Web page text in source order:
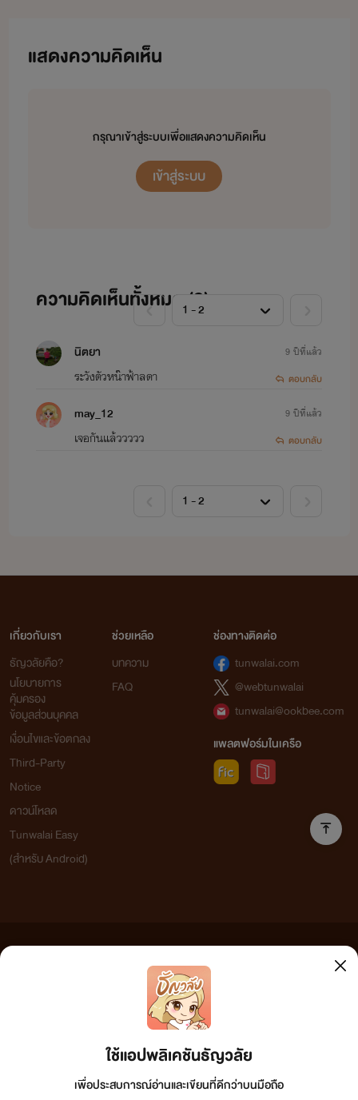
แรงสนับสนุนด้วยนะคะ
ถ้านิยายของไรท์ มีสิ่งผิดพลาด เขียน
ผิด
ผิดจรรยาบรรณ หรือว่าอะไรก็แล้วแต่
ไรท์ต้องขอโทษจริงๆนะคะ ที่อาจจะรู้
สนุกสนาน
ตนเองออกมาให้ดีที่สุด
ถ้ายังไงก็ฝากติดตามผลงานกันด้วย
และตอนนี้ไรท์มีอีบุ๊คแล้ว ถ้าใคร
สนใจเก็บไว้อ่านก็เชิญเลยนะค้าา
แสดงความคิดเห็น
กรุณาเข้าสู่ระบบเพื่อแสดงความคิดเห็น
เข้าสู่ระบบ
ความคิดเห็นทั้งหมด (2)
นิตยา
ระวังตัวหน๊าฟ้าลดา
9 ปีที่แล้ว
ตอบกลับ
may_12
เจอกันแล้ววววว
9 ปีที่แล้ว
ตอบกลับ
ใช้แอปพลิเคชันธัญวลัย
เพื่อประสบการณ์อ่านและเขียนที่ดีกว่าบนมือถือ
เกี่ยวกับเรา
ธัญวลัยคือ?
นโยบายการ
คุ้มครอง
ข้อมูลส่วนบุคคล
เงื่อนไขและข้อตกลง
Third-Party
Notice
ดาวน์โหลด
Tunwalai Easy
(สำหรับ Android)
ช่วยเหลือ
บทความ
FAQ
ช่องทางติดต่อ
tunwalai.com
@webtunwalai
tunwalai@ookbee.com
แพลตฟอร์มในเครือ
เว็บไซต์แห่งนี้ไม่ได้เห็นด้วยและไม่ขอรับผิดชอบต่อข้อความใดๆ ทั้งสิ้น ดังนั้นผู้อ่านทุกท่านโปรดใช้
วิจารณญาณในการกลั่นกรองด้วยตนเอง และหากท่านพบข้อความใดๆ ที่ขัดต่อกฎหมายและศีลธรรม
กรุณาแจ้งมาที่ tunwalai@ookbee.com เพื่อทีมงานจะได้ดำเนินการในทันที ทั้งนี้ ทางเว็บไซต์ขอสงวน
ลิขสิทธิ์ตามพระราชบัญญัติลิขสิทธิ์ (ฉบับเพิ่มเติม) พ.ศ.2558